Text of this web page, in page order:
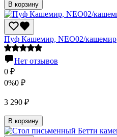
В корзину
Пуф Кашемир, NEO02/кашемир
Нет отзывов
0 ₽
0%0 ₽
3 290 ₽
В корзину